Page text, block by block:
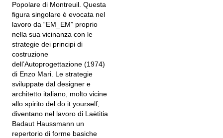
Popolare di Montreuil. Questa
figura singolare è evocata nel
lavoro da “EM_EM” proprio
nella sua vicinanza con le
strategie dei principi di
costruzione
dell’Autoprogettazione (1974)
di Enzo Mari. Le strategie
sviluppate dal designer e
architetto italiano, molto vicine
allo spirito del do it yourself,
diventano nel lavoro di Laëtitia
Badaut Haussmann un
repertorio di forme basiche